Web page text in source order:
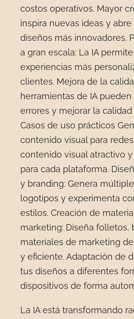
costos operativos. Mayor
inspira nuevas ideas y
diseños más innovadores.
a gran escala: La IA
experiencias más
clientes. Mejora de la
herramientas de IA
errores y mejorar la
Casos de uso prácticos
contenido visual para
contenido visual atractivo
para cada plataforma.
y branding: Genera
logotipos y experimenta
estilos. Creación de
marketing: Diseña folletos,
materiales de marketing
y eficiente. Adaptación de
tus diseños a diferentes
dispositivos de forma
La IA está transformando